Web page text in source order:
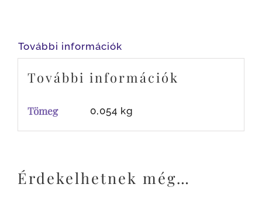
További információk
További információk
Tömeg 0,054 kg
Érdekelhetnek még…